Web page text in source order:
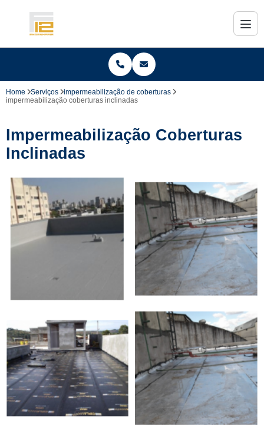
Home Serviços
impermeabilização de coberturas
impermeabilização coberturas inclinadas
Impermeabilização Coberturas
Inclinadas